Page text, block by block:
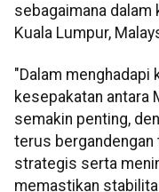
sebagaimana dalam
Kuala Lumpur,
"Dalam menghadapi
kesepakatan antara
semakin penting,
terus bergandengan
strategis serta
memastikan